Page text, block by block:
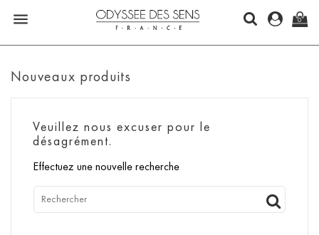
 0
Nouveaux produits
Veuillez nous excuser pour le
désagrément.
Effectuez une nouvelle recherche